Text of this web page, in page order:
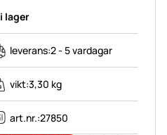
i lager
leverans:2 - 5 vardagar
vikt:3,30 kg
art.nr.:27850